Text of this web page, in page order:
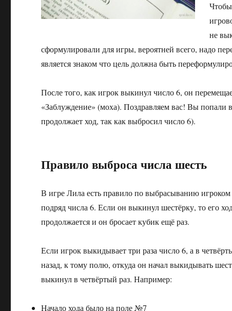
не
сформулировали для игры, вероятней всего, надо
является знаком что цель должна быть
После того, как игрок выкинул число 6, он
«Заблуждение» (моха). Поздравляем вас! Вы
продолжает ход, так как выбросил число 6).
Правило выброса числа шесть
В игре Лила есть правило по выбрасыванию игроком
подряд числа 6. Если он выкинул шестёрку, то его
продолжается и он бросает кубик ещё раз.
Если игрок выкидывает три раза число 6, а в
назад, к тому полю, откуда он начал выкидывать
выкинул в четвёртый раз. Например:
Начало хода было на поле №7